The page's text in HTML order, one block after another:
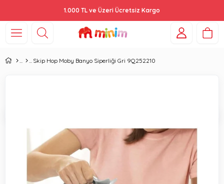
1.000 TL ve Üzeri Ücretsiz Kargo
Skip Hop Moby Banyo Siperliği Gri 9Q252210